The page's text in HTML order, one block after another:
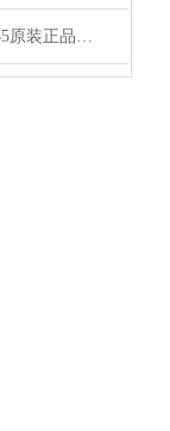
一文与您分享QH7935原装正品的正确安装步骤